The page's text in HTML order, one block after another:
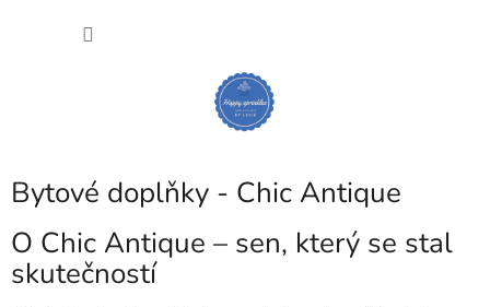
Bytové doplňky - Chic Antique
O Chic Antique – sen, který se stal
skutečností